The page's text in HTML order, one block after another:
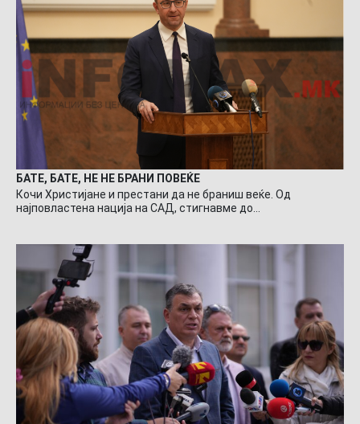
БАТЕ, БАТЕ, НЕ НЕ БРАНИ ПОВЕЌЕ
Кочи Христијане и престани да не браниш веќе. Од
најповластена нација на САД, стигнавме до…